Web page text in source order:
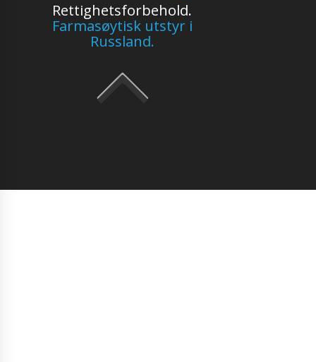
Rettighetsforbehold.
Farmasøytisk utstyr i
Russland.